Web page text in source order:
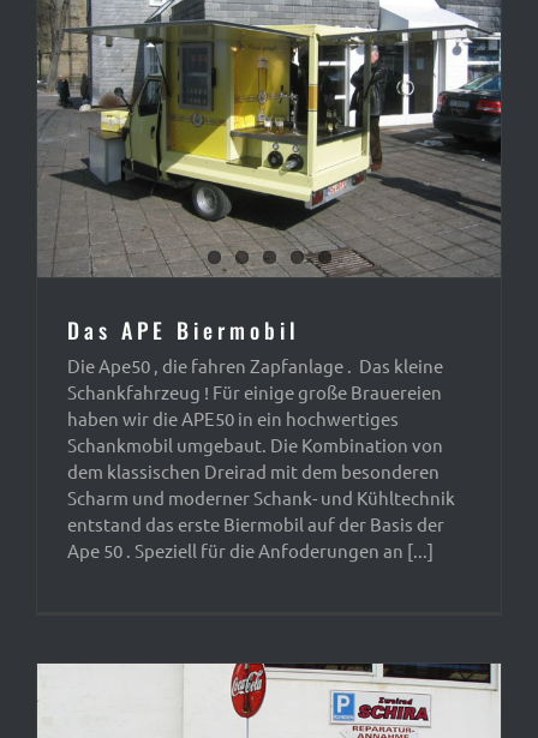
Das APE Biermobil
Die Ape50 , die fahren Zapfanlage . Das kleine
Schankfahrzeug ! Für einige große Brauereien
haben wir die APE50 in ein hochwertiges
Schankmobil umgebaut. Die Kombination von
dem klassischen Dreirad mit dem besonderen
Scharm und moderner Schank- und Kühltechnik
entstand das erste Biermobil auf der Basis der
Ape 50 . Speziell für die Anfoderungen an [...]